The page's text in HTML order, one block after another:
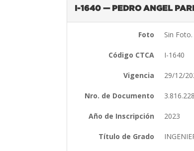
I-1640 — PEDRO ANGEL
Foto Sin Foto.
Código CTCA I-1640
Vigencia 29/12/
Nro. de Documento 3.816.228
Año de Inscripción 2023
Título de Grado